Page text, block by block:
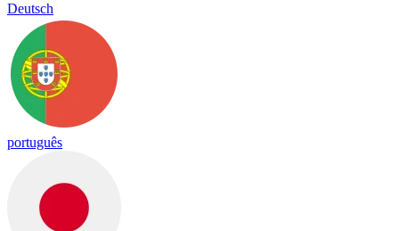
Deutsch
português